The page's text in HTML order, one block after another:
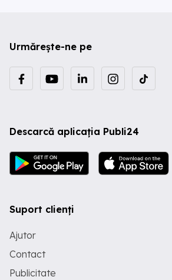
Urmărește-ne pe
Descarcă aplicația Publi24
Suport clienți
Ajutor
Contact
Publicitate